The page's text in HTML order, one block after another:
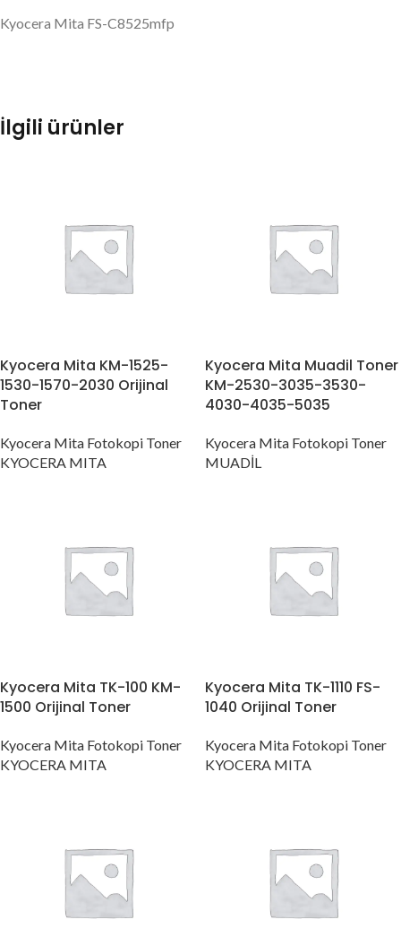
Kyocera Mita FS-C8525mfp
İlgili ürünler
Kyocera Mita KM-1525-
1530-1570-2030 Orijinal
Toner
Kyocera Mita Fotokopi Toner
KYOCERA MITA
Kyocera Mita Muadil Toner
KM-2530-3035-3530-
4030-4035-5035
Kyocera Mita Fotokopi Toner
MUADİL
Kyocera Mita TK-100 KM-
1500 Orijinal Toner
Kyocera Mita Fotokopi Toner
KYOCERA MITA
Kyocera Mita TK-1110 FS-
1040 Orijinal Toner
Kyocera Mita Fotokopi Toner
KYOCERA MITA